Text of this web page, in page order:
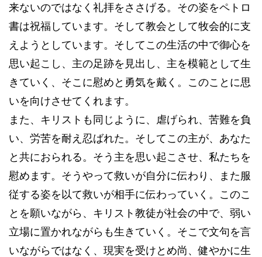
来ないのではなく礼拝をささげる。その姿をペトロ
書は祝福しています。そして教会として牧会的に支
えようとしています。そしてこの生活の中で御心を
思い起こし、主の足跡を見出し、主を模範として生
きていく、そこに慰めと勇気を戴く。このことに思
いを向けさせてくれます。
また、キリストも同じように、虐げられ、苦難を負
い、労苦を耐え忍ばれた。そしてこの主が、あなた
と共におられる。そう主を思い起こさせ、私たちを
慰めます。そうやって救いが自分に伝わり、また服
従する姿を以て救いが相手に伝わっていく。このこ
とを願いながら、キリスト教徒が社会の中で、弱い
立場に置かれながらも生きていく。そこで文句を言
いながらではなく、現実を受けとめ尚、健やかに生